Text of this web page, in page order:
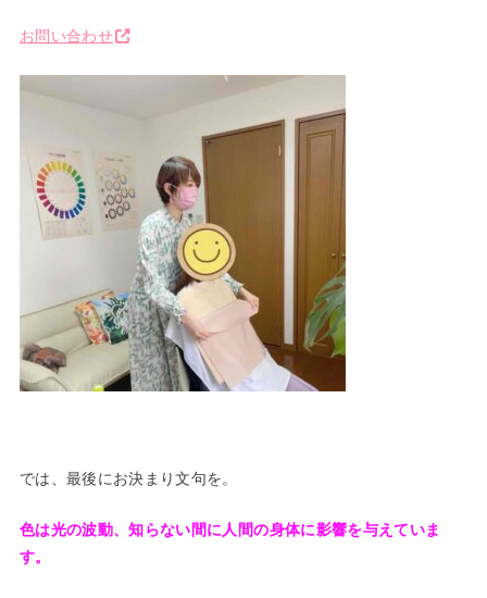
お問い合わせ
では、最後にお決まり文句を。
色は光の波動、知らない間に人間の身体に影響を与えていま
す。